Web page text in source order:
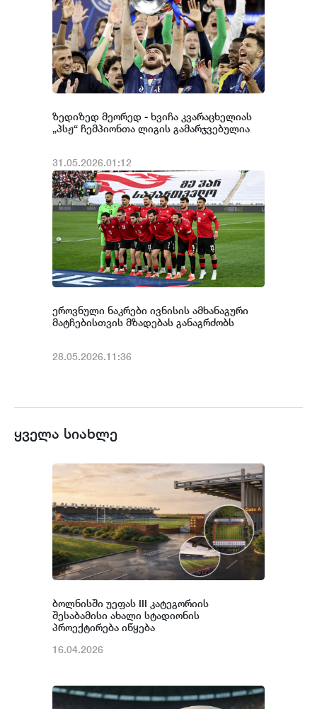
ზედიზედ მეორედ - ხვიჩა კვარაცხელიას
„პსჟ“ ჩემპიონთა ლიგის გამარჯვებულია
31.05.2026.01:12
ეროვნული ნაკრები ივნისის ამხანაგური
მატჩებისთვის მზადებას განაგრძობს
28.05.2026.11:36
ყველა სიახლე
ბოლნისში უეფას III კატეგორიის
შესაბამისი ახალი სტადიონის
პროექტირება იწყება
16.04.2026